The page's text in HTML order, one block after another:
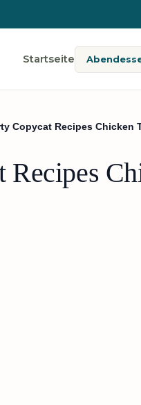
Startseite
Copycat Recipes Chicken
Recipes